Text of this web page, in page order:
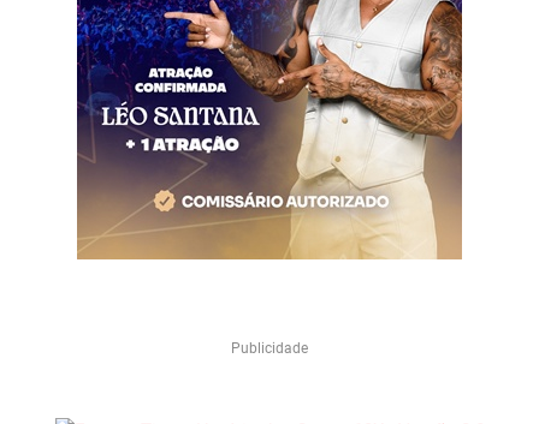
Publicidade